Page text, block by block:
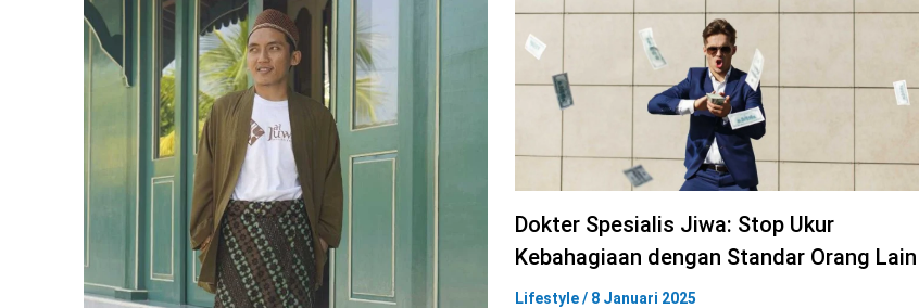
Dokter Spesialis Jiwa: Stop Ukur
Kebahagiaan dengan Standar Orang Lain
Lifestyle/ 8 Januari 2025